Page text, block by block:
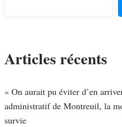
Articles récents
« On aurait pu éviter d’en
administratif de Montreuil, la
survie